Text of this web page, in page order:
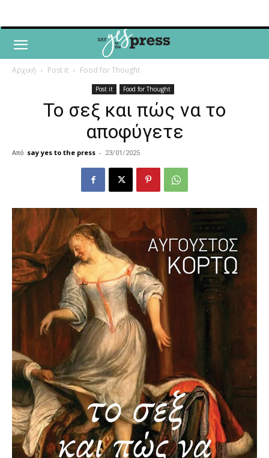
Αρχική Post it Food for Thought
Post it Food for Thought
Το σεξ και πώς να το
αποφύγετε
Από say yes to the press - 23/01/2025